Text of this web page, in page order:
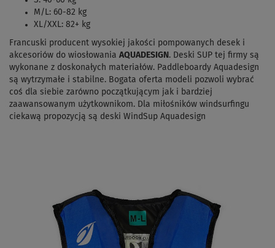
M/L: 60-82 kg
XL/XXL: 82+ kg
Francuski producent wysokiej jakości pompowanych desek i
akcesoriów do wiosłowania AQUADESIGN . Deski SUP tej firmy są
wykonane z doskonałych materiałów. Paddleboardy Aquadesign
są wytrzymałe i stabilne. Bogata oferta modeli pozwoli wybrać
coś dla siebie zarówno początkującym jak i bardziej
zaawansowanym użytkownikom. Dla miłośników windsurfingu
ciekawą propozycją są deski WindSup Aquadesign